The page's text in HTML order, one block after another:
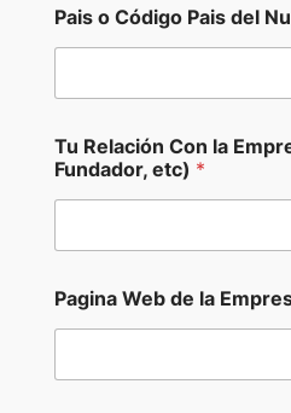
N
u
o
d
e
Pais o Código Pais del
Tu Relación Con la
Fundador, etc) *
Pagina Web de la